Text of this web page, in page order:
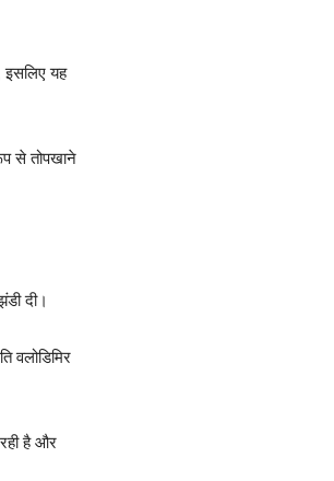
इसलिए यह
से तोपखाने
दी।
वलोडिमिर
है और